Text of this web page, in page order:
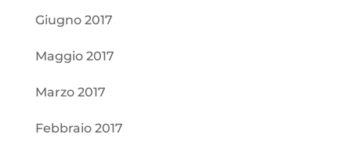
Giugno 2017
Maggio 2017
Marzo 2017
Febbraio 2017